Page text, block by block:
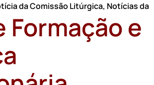
da Comissão Litúrgica, Notícias da
Formação e